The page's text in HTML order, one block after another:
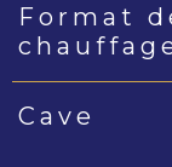
Format
Cave